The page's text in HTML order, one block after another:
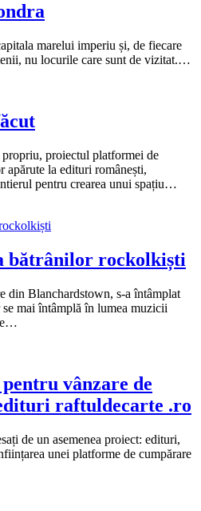
marelui imperiu și, de fiecare
nu locurile care sunt de vizitat.…
proiectul platformei de
apărute la edituri românești,
pentru crearea unui spațiu…
bătrânilor rockolkiști
din Blanchardstown, s-a întâmplat
mai întâmplă în lumea muzicii
vânzare de
raftuldecarte .ro
de un asemenea proiect: edituri,
unei platforme de cumpărare